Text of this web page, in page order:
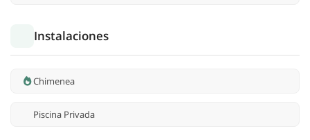
Instalaciones
Chimenea
Piscina Privada